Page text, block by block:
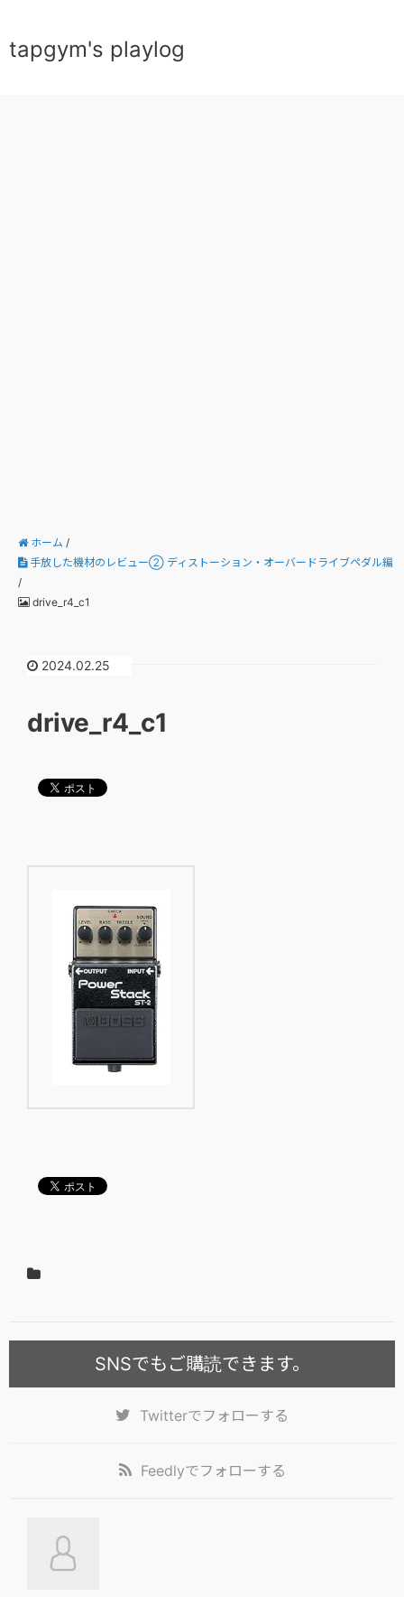
tapgym's playlog
ホーム /
手放した機材のレビュー② ディストーション・オーバードライブペダル編
/
drive_r4_c1
2024.02.25
drive_r4_c1
SNSでもご購読できます。
Twitterでフォローする
Feedlyでフォローする